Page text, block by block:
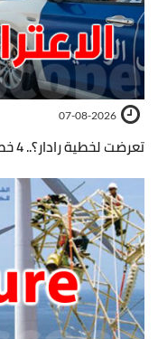
07-08-2026
تعرضت لخطية رادار؟.. 4 خطوات باش تسوي وضعيتك